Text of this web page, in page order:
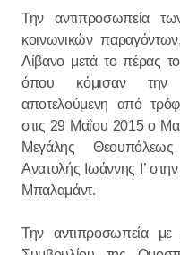
Την αντιπροσωπεία
κοινωνικών
Λίβανο μετά το πέρας
όπου κόμισαν την
αποτελούμενη από
στις 29 Μαΐου 2015 ο
Μεγάλης
Ανατολής Ιωάννης Ι’
Μπαλαμάντ.
Την αντιπροσωπεία με